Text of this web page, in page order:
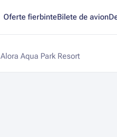
Oferte fierbinteBilete de avion
Aqua Park Resort